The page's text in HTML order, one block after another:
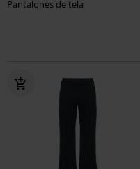
Pantalones de tela